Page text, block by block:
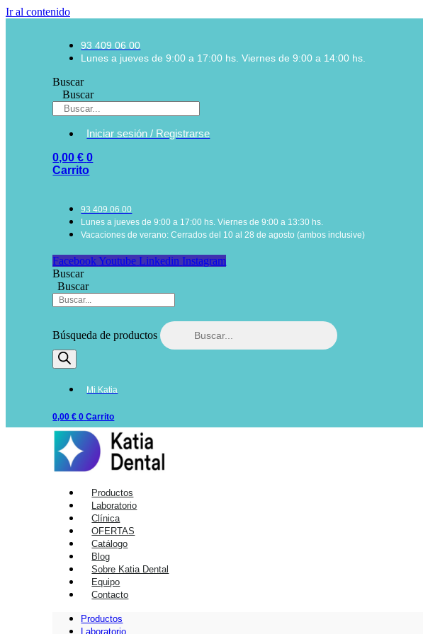
Ir al contenido
93 409 06 00
Lunes a jueves de 9:00 a 17:00 hs. Viernes de 9:00 a 14:00 hs.
Buscar
Buscar
Iniciar sesión / Registrarse
0,00€ 0
Carrito
93 409 06 00
Lunes a jueves de 9:00 a 17:00 hs. Viernes de 9:00 a 13:30 hs.
Vacaciones de verano: Cerrados del 10 al 28 de agosto (ambos inclusive)
Facebook Youtube Linkedin Instagram
Buscar
Buscar
Búsqueda de productos
Mi Katia
0,00€ 0 Carrito
Productos
Laboratorio
Clínica
OFERTAS
Catálogo
Blog
Sobre Katia Dental
Equipo
Contacto
Productos
Laboratorio